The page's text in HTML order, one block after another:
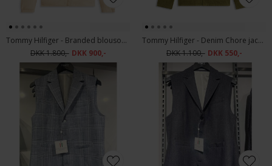
Tommy Hilfiger - Branded blouson | Vindjakke Sandalwood
DKK 1.800,- DKK 900,-
Tommy Hilfiger - Denim Chore jacket | Jakke Dark Artichoke
DKK 1.100,- DKK 550,-